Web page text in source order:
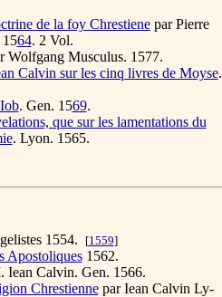
de la foy Chrestienepar Pierre
64. 2 Vol.
Wolfgang Musculus. 1577.
Calvin sur les cinq livres de Moyse.
. Gen. 1569.
que sur les lamentations du
. Lyon. 1565.
1554. [1559]
Apostoliques1562.
Iean Calvin. Gen. 1566.
Chrestiennepar Iean Calvin Ly-